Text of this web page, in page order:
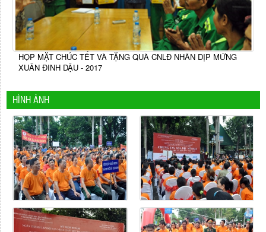
HỌP MẶT CHÚC TẾT VÀ TẶNG QUÀ CNLĐ NHÂN DỊP MỨNG
XUÂN ĐINH DẬU - 2017
HÌNH ẢNH